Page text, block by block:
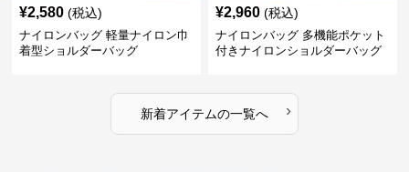
¥2,580 (税込)
ナイロンバッグ 軽量ナイロン巾
着型ショルダーバッグ
¥2,960 (税込)
ナイロンバッグ 多機能ポケット
付きナイロンショルダーバッグ
新着アイテムの一覧へ ›